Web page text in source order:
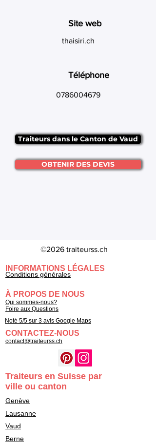
Site web
thaisiri.ch
Téléphone
0786004679
Traiteurs dans le Canton de Vaud
OBTENIR DES DEVIS
©2026 traiteurss.ch
INFORMATIONS LÉGALES
Conditions générales
À PROPOS DE NOUS
Qui sommes-nous?
Foire aux Questions
Noté 5/5 sur 3 avis Google Maps
CONTACTEZ-NOUS
contact@traiteurss.ch
Traiteurs en Suisse par
ville ou canton
Genève
Lausanne
Vaud
Berne